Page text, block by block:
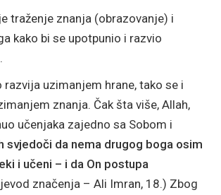
traženje znanja (obrazovanje) i
kako bi se upotpunio i razvio
uzimanjem hrane, tako se i
znanja. Čak šta više, Allah,
učenjaka zajedno sa Sobom i
svjedoči da nema drugog boga osim
i učeni – i da On postupa
značenja – Ali Imran, 18.) Zbog